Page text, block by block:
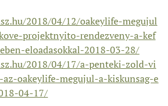
2018/04/12/oakeylife-megujul
projektnyito-rendezveny-a-kef
eloadasokkal-2018-03-28/
2018/04/17/a-penteki-zold-vi
oakeylife-megujul-a-kiskunsag-e
04-17/